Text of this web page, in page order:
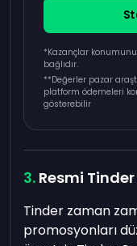
*Kazançlar
bağlıdır.
**Değerler pazar
platform ödemeleri
gösterebilir
Resmi
Tinder zaman
promosyonları